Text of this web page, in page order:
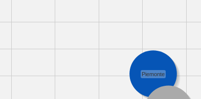
Piemonte